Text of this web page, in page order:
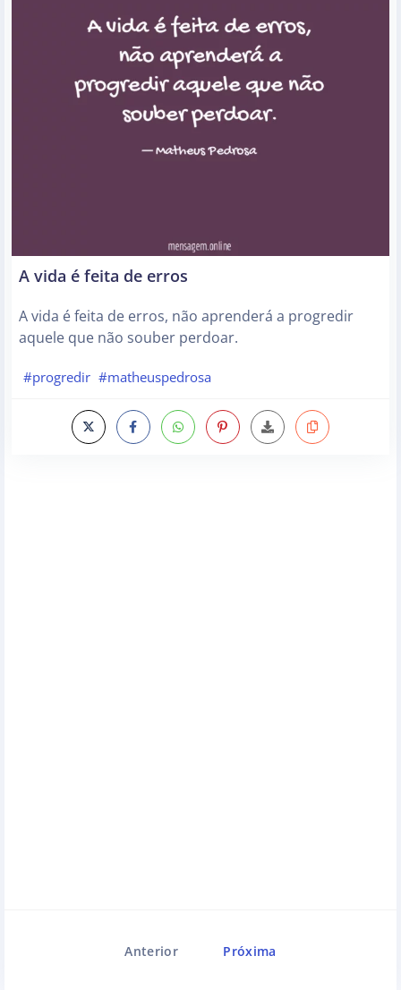
A vida é feita de erros
A vida é feita de erros, não aprenderá a progredir
aquele que não souber perdoar.
#progredir #matheuspedrosa
Anterior Próxima